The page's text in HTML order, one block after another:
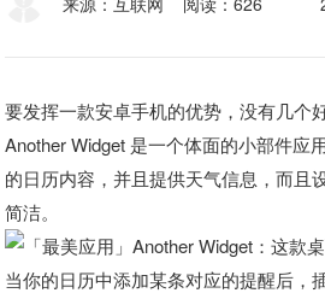
要发挥一款安卓手机的优势，没有几个
Another Widget 是一个体面的小部件应
的日历内容，并且提供天气信息，而且
简洁。
当你的日历中添加某条对应的提醒后，